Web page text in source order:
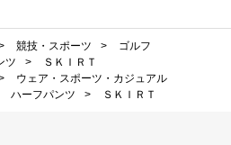
競技・スポーツ >
ゴルフ
ツ >
ＳＫＩＲＴ
ウェア・スポーツ・カジュアル
ハーフパンツ > ＳＫＩＲＴ